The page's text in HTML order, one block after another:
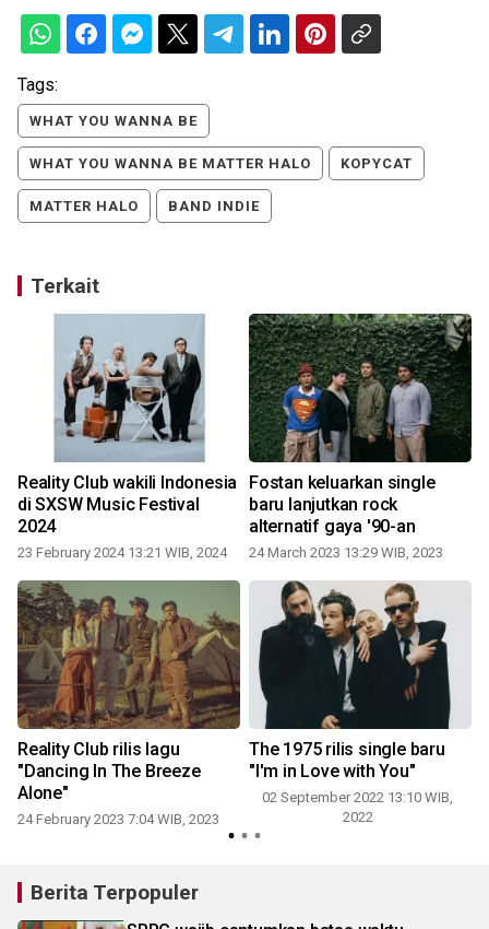
Tags:
WHAT YOU WANNA BE
WHAT YOU WANNA BE MATTER HALO KOPYCAT
MATTER HALO BAND INDIE
Terkait
Reality Club wakili Indonesia
di SXSW Music Festival
2024
23 February 2024 13:21 WIB, 2024
Fostan keluarkan single
baru lanjutkan rock
alternatif gaya '90-an
24 March 2023 13:29 WIB, 2023
Reality Club rilis lagu
"Dancing In The Breeze
Alone"
24 February 2023 7:04 WIB, 2023
The 1975 rilis single baru
"I'm in Love with You"
02 September 2022 13:10 WIB,
2022
Berita Terpopuler